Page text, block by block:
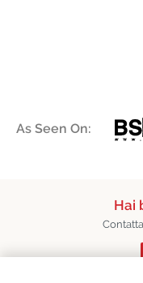
As Seen On:
Hai